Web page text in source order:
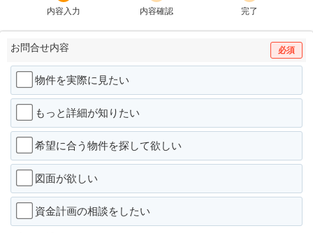
内容入力
内容確認
完了
お問合せ内容 必須
物件を実際に見たい
もっと詳細が知りたい
希望に合う物件を探して欲しい
図面が欲しい
資金計画の相談をしたい